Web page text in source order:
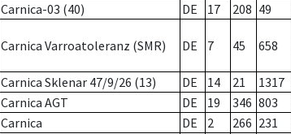
Carnica-03 (40) DE 17 208 49
Carnica Varroatoleranz (SMR) DE 7 45 658
Carnica Sklenar 47/9/26 (13) DE 14 21 1317
Carnica AGT DE 19 346 803
Carnica DE 2 266 231